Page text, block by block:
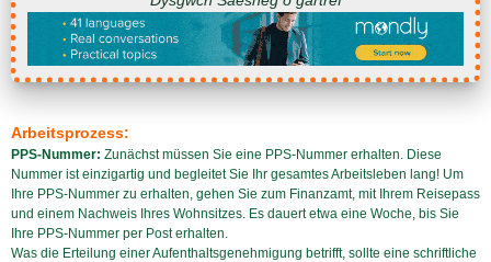
Arbeitsprozess:
PPS-Nummer: Zunächst müssen Sie eine PPS-Nummer erhalten. Diese
Nummer ist einzigartig und begleitet Sie Ihr gesamtes Arbeitsleben lang! Um
Ihre PPS-Nummer zu erhalten, gehen Sie zum Finanzamt, mit Ihrem Reisepass
und einem Nachweis Ihres Wohnsitzes. Es dauert etwa eine Woche, bis Sie
Ihre PPS-Nummer per Post erhalten.
Was die Erteilung einer Aufenthaltsgenehmigung betrifft, sollte eine schriftliche